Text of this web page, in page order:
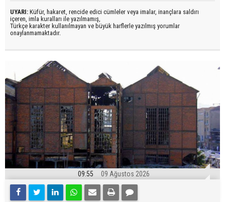
UYARI: Küfür, hakaret, rencide edici cümleler veya imalar, inançlara saldırı
içeren, imla kuralları ile yazılmamış,
Türkçe karakter kullanılmayan ve büyük harflerle yazılmış yorumlar
onaylanmamaktadır.
09:55 09 Ağustos 2026